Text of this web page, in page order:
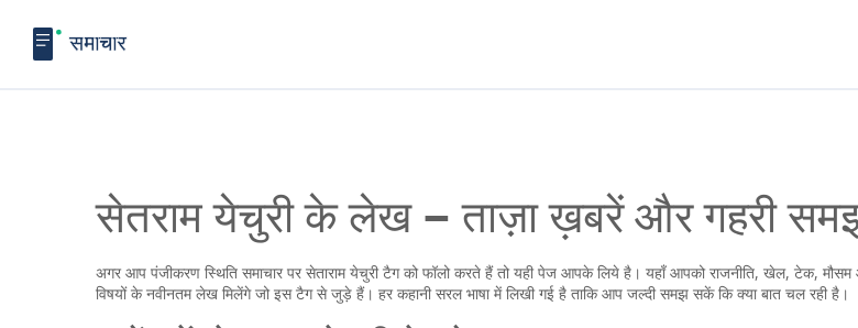
सेतराम येचुरी के लेख – ताज़ा ख़बरें और गहरी
अगर आप पंजीकरण स्थिति समाचार पर सेताराम येचुरी टैग को फॉलो करते हैं तो यही पेज आपके लिये है। यहाँ आपको राजनीति, खेल, टेक,
विषयों के नवीनतम लेख मिलेंगे जो इस टैग से जुड़े हैं। हर कहानी सरल भाषा में लिखी गई है ताकि आप जल्दी समझ सकें कि क्या बात चल रही है।